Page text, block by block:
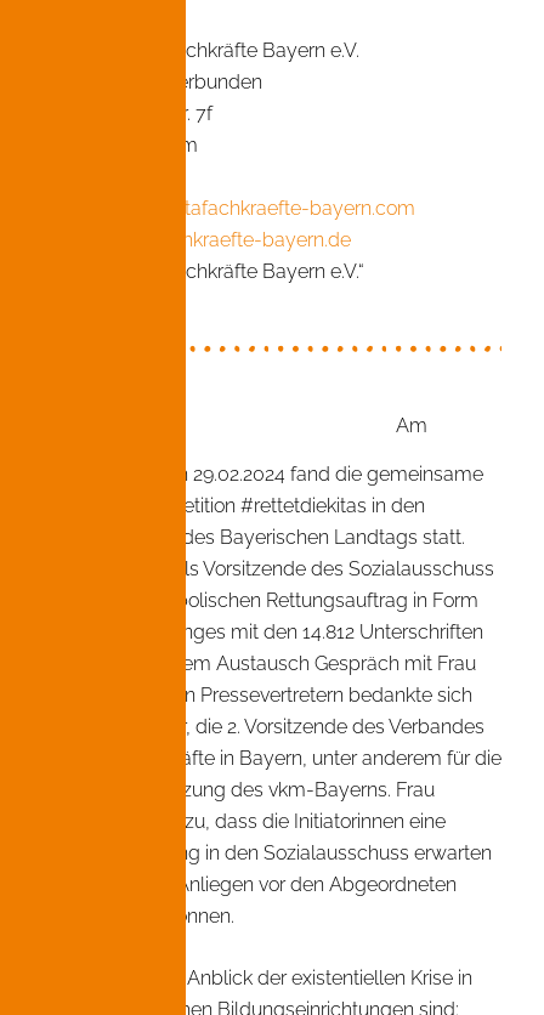
Verband Kita-Fachkräfte Bayern e.V.
#fachlichstarkverbunden
Wittelsbacherstr. 7f
83022 Rosenheim
info@verband-kitafachkraefte-bayern.com
verband-kitafachkraefte-bayern.de
Verband Kita-Fachkräfte Bayern e.V.“
Am
Donnerstag, den 29.02.2024 fand die gemeinsame
Übergabe der Petition #rettetdiekitas in den
Räumlichkeiten des Bayerischen Landtags statt.
Frau Rauscher als Vorsitzende des Sozialausschuss
nahm den symbolischen Rettungsauftrag in Form
eines Rettungsringes mit den 14.812 Unterschriften
entgegen. In einem Austausch Gespräch mit Frau
Rauscher vor den Pressevertretern bedankte sich
Frau Lisa Pfeiffer, die 2. Vorsitzende des Verbandes
der KiTa-Fachkräfte in Bayern, unter anderem für die
starke Unterstützung des vkm-Bayerns. Frau
Rauscher sagte zu, dass die Initiatorinnen eine
weitere Einladung in den Sozialausschuss erwarten
können, um ihr Anliegen vor den Abgeordneten
vorbringen zu können.
Forderungen im Anblick der existentiellen Krise in
den vorschulischen Bildungseinrichtungen sind: